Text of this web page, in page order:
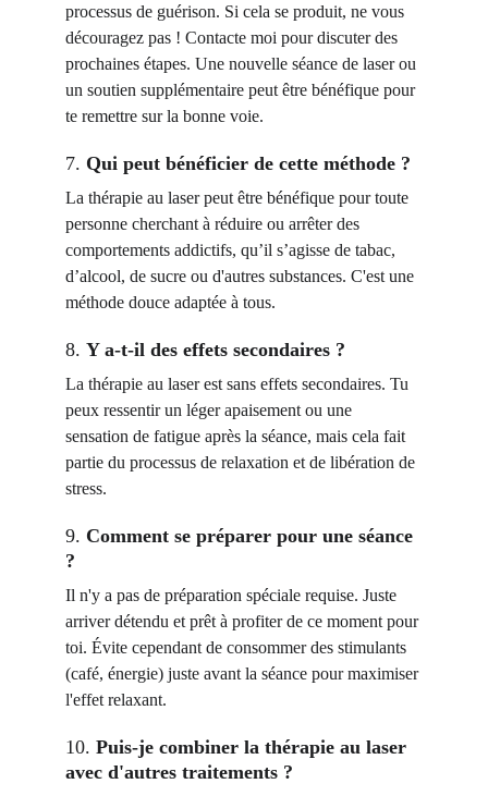
processus de guérison. Si cela se produit, ne vous
découragez pas ! Contacte moi pour discuter des
prochaines étapes. Une nouvelle séance de laser ou
un soutien supplémentaire peut être bénéfique pour
te remettre sur la bonne voie.
7. Qui peut bénéficier de cette méthode ?
La thérapie au laser peut être bénéfique pour toute
personne cherchant à réduire ou arrêter des
comportements addictifs, qu’il s’agisse de tabac,
d’alcool, de sucre ou d'autres substances. C'est une
méthode douce adaptée à tous.
8. Y a-t-il des effets secondaires ?
La thérapie au laser est sans effets secondaires. Tu
peux ressentir un léger apaisement ou une
sensation de fatigue après la séance, mais cela fait
partie du processus de relaxation et de libération de
stress.
9. Comment se préparer pour une séance
?
Il n'y a pas de préparation spéciale requise. Juste
arriver détendu et prêt à profiter de ce moment pour
toi. Évite cependant de consommer des stimulants
(café, énergie) juste avant la séance pour maximiser
l'effet relaxant.
10. Puis-je combiner la thérapie au laser
avec d'autres traitements ?